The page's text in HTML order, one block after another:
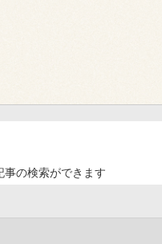
の検索ができます